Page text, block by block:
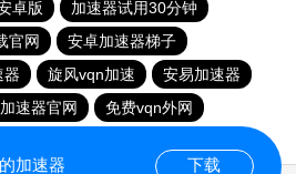
卓版
加速器试用30分钟
官网
安卓加速器梯子
器 旋风vqn加速
安易加速器
速器官网
免费vqn外网
加速器 下载